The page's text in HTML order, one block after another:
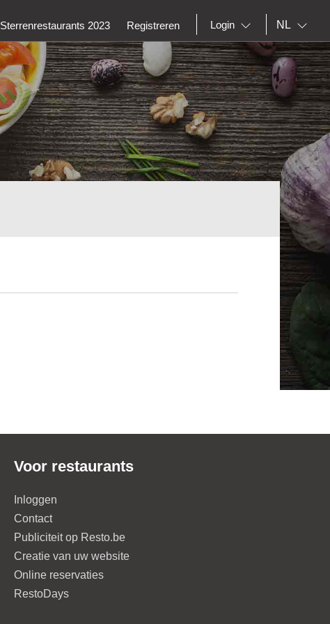
Sterrenrestaurants 2023 Registreren Login NL
Voor restaurants
Inloggen
Contact
Publiciteit op Resto.be
Creatie van uw website
Online reservaties
RestoDays